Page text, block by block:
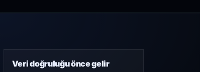
Veri doğruluğu önce gelir